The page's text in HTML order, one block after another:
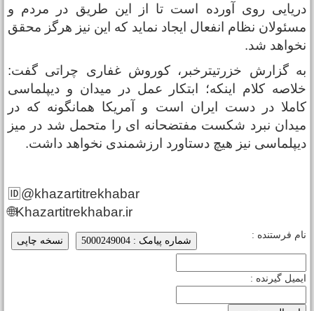
روی آورده است تا از این طریق در مردم و
نظام انفعال ایجاد نماید که این نیز هرگز محقق
شد.
گزارش خزرتیترخبر، کوروش غفاری چراتی گفت:
کلام اینکه؛ ابتکار عمل در میدان و دیپلماسی
در دست ایران است و آمریکا همانگونه که در
نبرد شکست مفتضحانه ای را متحمل شد در میز
نیز هیچ دستاورد ارزشمندی نخواهد داشت.
🆔@khazartitrekhabar
🌐Khazartitrekhabar.ir
نسخه چاپی شماره پیامک : 5000249004
فرستنده :
گیرنده :